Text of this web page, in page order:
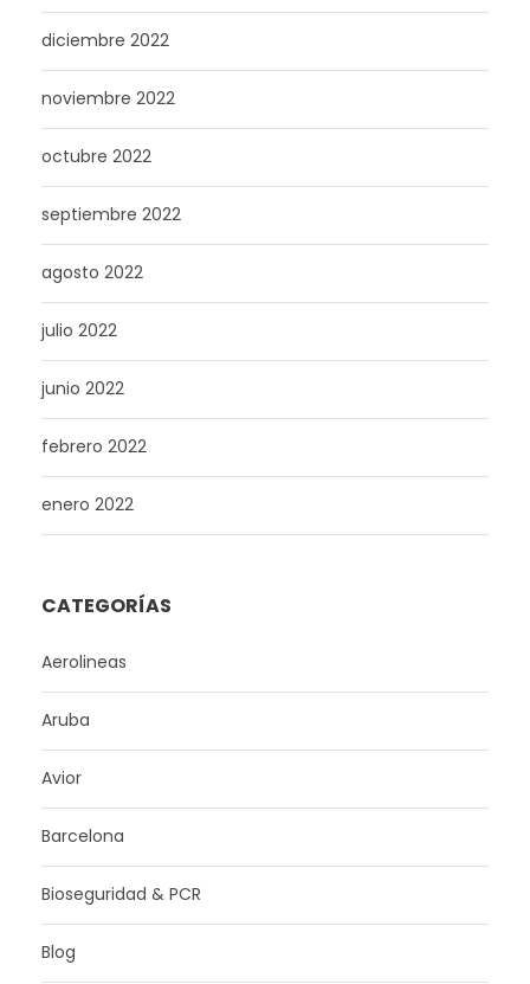
diciembre 2022
noviembre 2022
octubre 2022
septiembre 2022
agosto 2022
julio 2022
junio 2022
febrero 2022
enero 2022
CATEGORÍAS
Aerolineas
Aruba
Avior
Barcelona
Bioseguridad & PCR
Blog